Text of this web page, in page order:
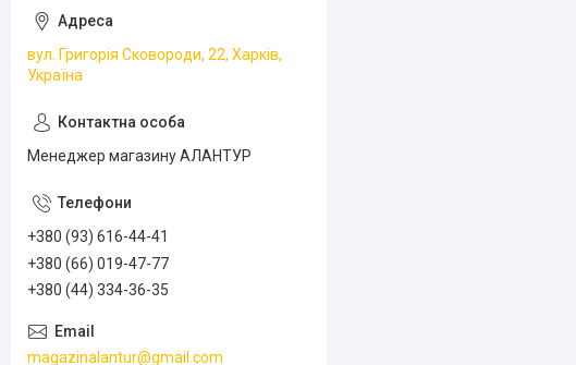
вул. Григорія Сковороди, 22, Харків,
Україна
Менеджер магазину АЛАНТУР
+380 (93) 616-44-41
+380 (66) 019-47-77
+380 (44) 334-36-35
magazinalantur@gmail.com